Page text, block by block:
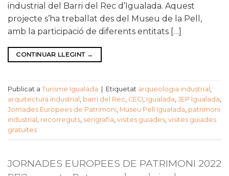
industrial del Barri del Rec d’Igualada. Aquest
projecte s’ha treballat des del Museu de la Pell,
amb la participació de diferents entitats […]
CONTINUAR LLEGINT →
Publicat a Turisme Igualada Etiquetat arqueologia industrial ,
arquitectura industrial , barri del Rec, CECI, Igualada, JEP Igualada,
Jornades Europees de Patrimoni, Museu Pell Igualada, patrimoni
industrial , recorreguts, serigrafia, visites guiades, visites guiades
gratuïtes
JORNADES EUROPEES DE PATRIMONI 2022